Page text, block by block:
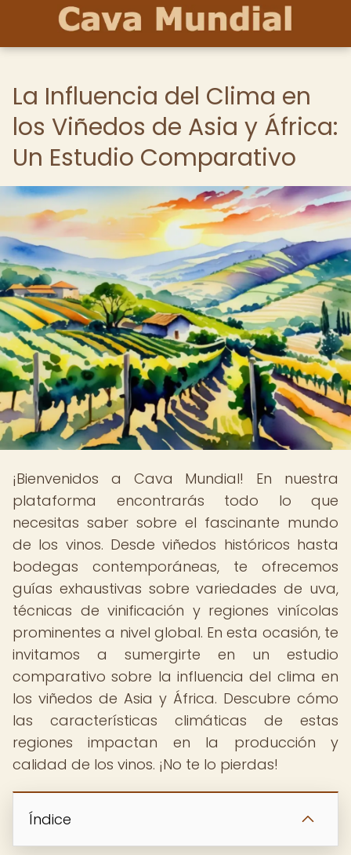
La Influencia del Clima en
los Viñedos de Asia y África:
Un Estudio Comparativo
¡Bienvenidos a Cava Mundial! En nuestra
plataforma encontrarás todo lo que
necesitas saber sobre el fascinante mundo
de los vinos. Desde viñedos históricos hasta
bodegas contemporáneas, te ofrecemos
guías exhaustivas sobre variedades de uva,
técnicas de vinificación y regiones vinícolas
prominentes a nivel global. En esta ocasión, te
invitamos a sumergirte en un estudio
comparativo sobre la influencia del clima en
los viñedos de Asia y África. Descubre cómo
las características climáticas de estas
regiones impactan en la producción y
calidad de los vinos. ¡No te lo pierdas!
Índice